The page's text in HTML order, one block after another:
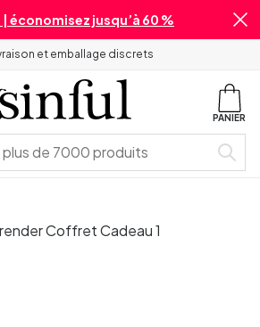
économisez jusqu’à 60 %
et emballage discrets
PANIER